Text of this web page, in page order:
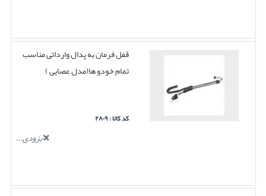
قفل فرمان به پدال وارداتی مناسب
تمام خودو ها(مدل عصایی )
کد کالا : ۲۸۰۹
بزودی...